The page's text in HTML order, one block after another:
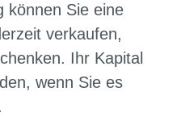
können Sie eine
verkaufen,
Ihr Kapital
wenn Sie es